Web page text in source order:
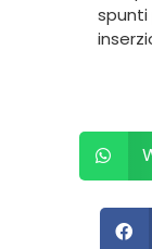
spunti